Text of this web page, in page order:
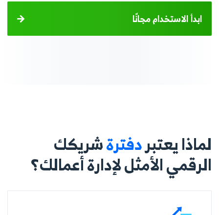
ابدأ الاستخدام مجانًا
لماذا يعتبردفترةشريكك
الرقمي الأمثل لإدارة أعمالك؟